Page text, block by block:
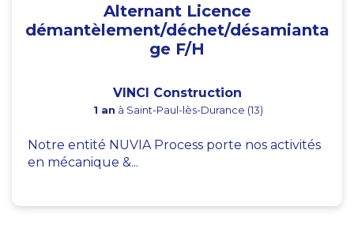
Alternant Licence
démantèlement/déchet/désamianta
ge F/H
VINCI Construction
1 an à Saint-Paul-lès-Durance (13)
Notre entité NUVIA Process porte nos activités
en mécanique &...